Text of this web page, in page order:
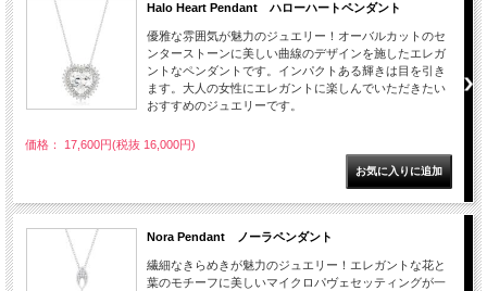
Halo Heart Pendant ハローハートペンダント
優雅な雰囲気が魅力のジュエリー！オーバルカットのセ
ンターストーンに美しい曲線のデザインを施したエレガ
ントなペンダントです。インパクトある輝きは目を引き
ます。大人の女性にエレガントに楽しんでいただきたい
おすすめのジュエリーです。
価格： 17,600円(税抜 16,000円)
Nora Pendant ノーラペンダント
繊細なきらめきが魅力のジュエリー！エレガントな花と
葉のモチーフに美しいマイクロパヴェセッティングが一